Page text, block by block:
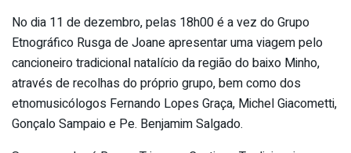
No dia 11 de dezembro, pelas 18h00 é a vez do Grupo
Etnográfico Rusga de Joane apresentar uma viagem pelo
cancioneiro tradicional natalício da região do baixo Minho,
através de recolhas do próprio grupo, bem como dos
etnomusicólogos Fernando Lopes Graça, Michel Giacometti,
Gonçalo Sampaio e Pe. Benjamim Salgado.